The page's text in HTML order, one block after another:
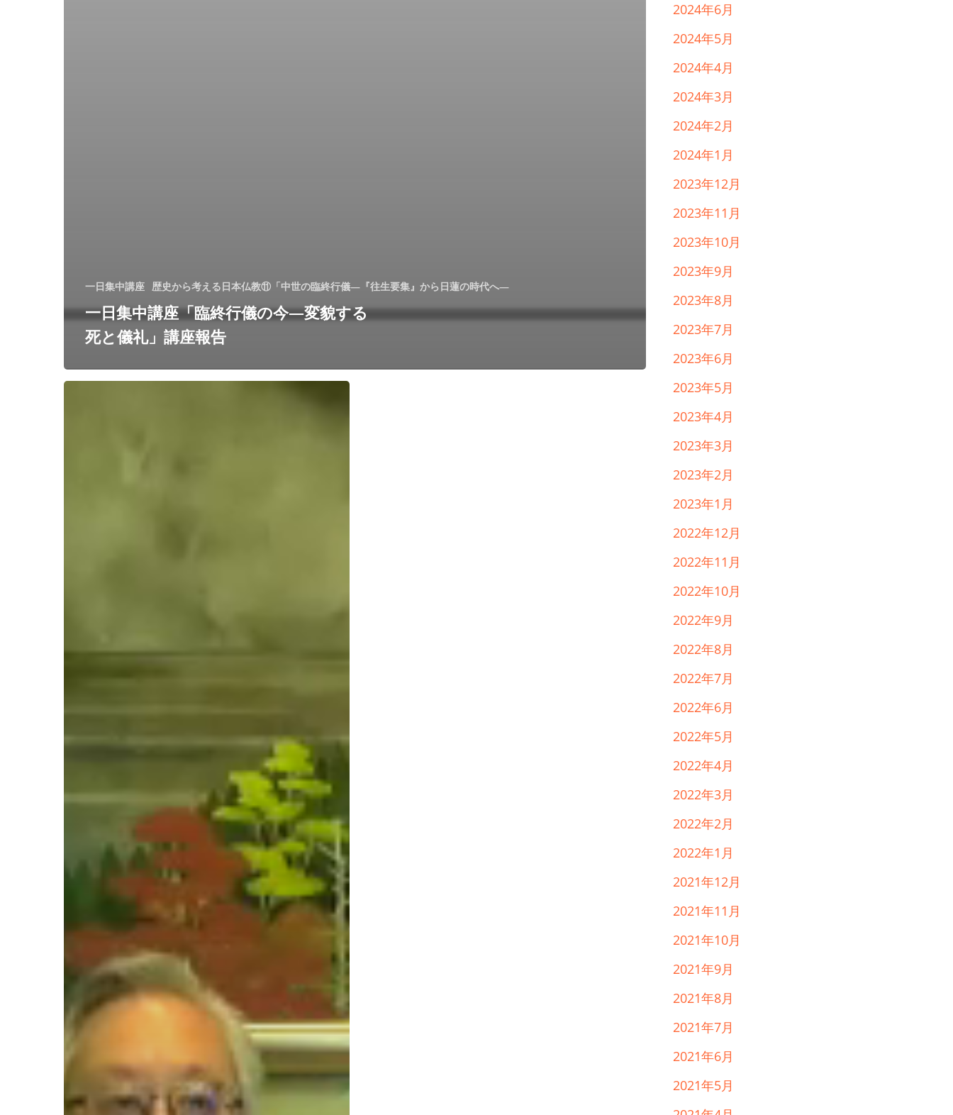
一日集中講座 歴史から考える日本仏教⑪「中世の臨終行儀―『往生要集』から日蓮の時代へ―
一日集中講座「臨終行儀の今―変貌する
死と儀礼」講座報告
第
座
2024年6月
2024年5月
2024年4月
2024年3月
2024年2月
2024年1月
2023年12月
2023年11月
2023年10月
2023年9月
2023年8月
2023年7月
2023年6月
2023年5月
2023年4月
2023年3月
2023年2月
2023年1月
2022年12月
2022年11月
2022年10月
2022年9月
2022年8月
2022年7月
2022年6月
2022年5月
2022年4月
2022年3月
2022年2月
2022年1月
2021年12月
2021年11月
2021年10月
2021年9月
2021年8月
2021年7月
2021年6月
2021年5月